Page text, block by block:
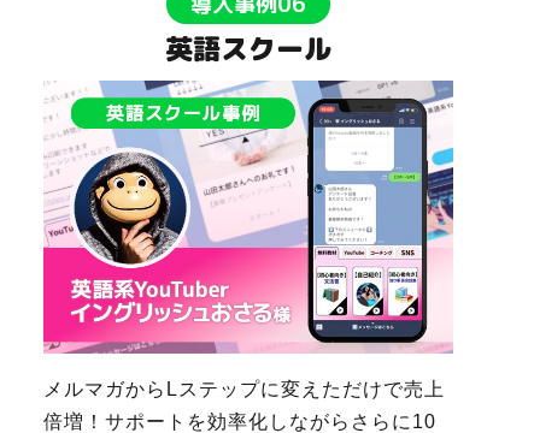
英語スクール
メルマガからLステップに変えただけで売上
倍増！サポートを効率化しながらさらに10